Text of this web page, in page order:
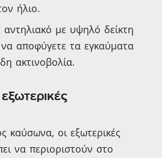
ήλιο.
αντηλιακό με υψηλό δείκτη
αποφύγετε τα εγκαύματα
ακτινοβολία.
εξωτερικές
καύσωνα, οι εξωτερικές
να περιοριστούν στο